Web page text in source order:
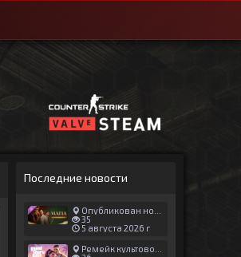
Последние новости
Опубликован новый геймплей Man of Honor для Mafia: The Old Country
35
5 августа 2026 г
Ремейк культовой японской игры задержали ради выхода GTA 6